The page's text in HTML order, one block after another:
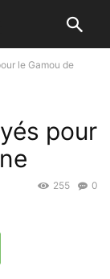
le Gamou de
pour
0
255